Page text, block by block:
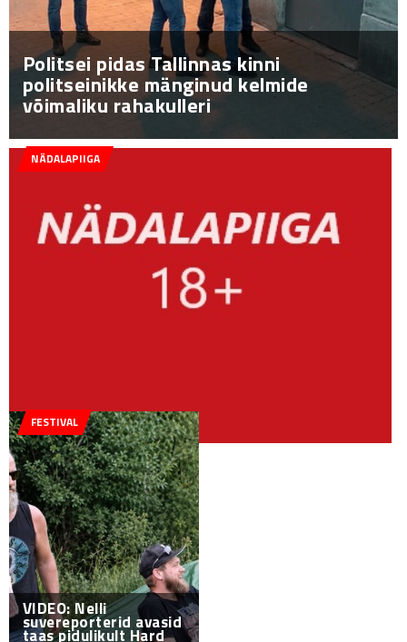
Politsei pidas Tallinnas kinni
politseinikke mänginud kelmide
võimaliku rahakulleri
NÄDALAPIIGA
FESTIVAL
VIDEO: Nelli
suvereporterid avasid
taas pidulikult Hard